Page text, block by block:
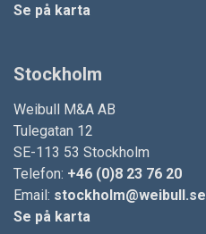
Se på karta
Stockholm
Weibull M&A AB
Tulegatan 12
SE-113 53 Stockholm
Telefon: +46 (0)8 23 76 20
Email: stockholm@weibull.se
Se på karta